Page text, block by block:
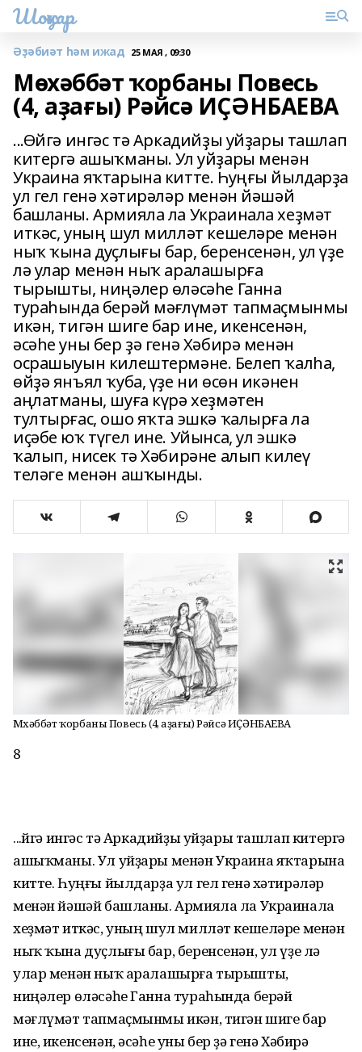
Шоңҡар
Әҙәбиәт һәм ижад 25 МАЯ , 09:30
Мөхәббәт ҡорбаны Повесь
(4, аҙағы) Рәйсә ИҪӘНБАЕВА
...Өйгә ингәс тә Аркадийҙы уйҙары ташлап
китергә ашыҡманы. Ул уйҙары менән
Украина яҡтарына китте. Һуңғы йылдарҙа
ул гел генә хәтирәләр менән йәшәй
башланы. Армияла ла Украинала хеҙмәт
иткәс, уның шул милләт кешеләре менән
ныҡ ҡына дуҫлығы бар, беренсенән, ул үҙе
лә улар менән ныҡ аралашырға
тырышты, ниңәлер өләсәһе Ганна
тураһында берәй мәғлүмәт тапмаҫмынмы
икән, тигән шиге бар ине, икенсенән,
әсәһе уны бер ҙә генә Хәбирә менән
осрашыуын килештермәне. Белеп ҡалһа,
өйҙә янъял ҡуба, үҙе ни өсөн икәнен
аңлатманы, шуға күрә хеҙмәтен
тултырғас, ошо яҡта эшкә ҡалырға ла
иҫәбе юҡ түгел ине. Уйынса, ул эшкә
ҡалып, нисек тә Хәбирәне алып килеү
теләге менән ашҡынды.
Мөхәббәт ҡорбаны Повесь (4, аҙағы) Рәйсә ИҪӘНБАЕВА
8
...Өйгә ингәс тә Аркадийҙы уйҙары ташлап китергә
ашыҡманы. Ул уйҙары менән Украина яҡтарына
китте. Һуңғы йылдарҙа ул гел генә хәтирәләр
менән йәшәй башланы. Армияла ла Украинала
хеҙмәт иткәс, уның шул милләт кешеләре менән
ныҡ ҡына дуҫлығы бар, беренсенән, ул үҙе лә
улар менән ныҡ аралашырға тырышты,
ниңәлер өләсәһе Ганна тураһында берәй
мәғлүмәт тапмаҫмынмы икән, тигән шиге бар
ине, икенсенән, әсәһе уны бер ҙә генә Хәбирә